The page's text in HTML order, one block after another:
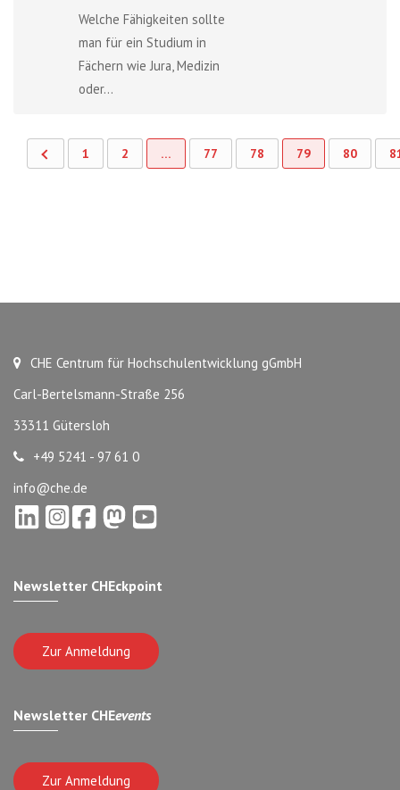
Welche Fähigkeiten sollte
man für ein Studium in
Fächern wie Jura, Medizin
oder...
1 2 … 77 78 79 80
CHE Centrum für Hochschulentwicklung gGmbH
Carl-Bertelsmann-Straße 256
33311 Gütersloh
+49 5241 - 97 61 0
info@che.de
Newsletter CHEckpoint
Zur Anmeldung
Newsletter CHEevents
Zur Anmeldung